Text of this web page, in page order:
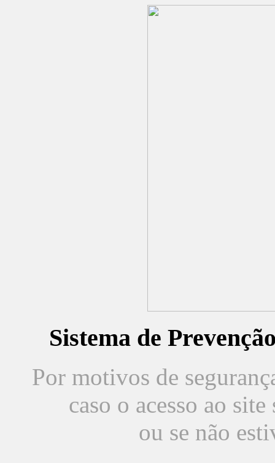
Sistema de
Por motivos de
caso o acesso ao
ou se não